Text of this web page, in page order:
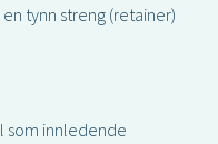
tynn streng (retainer)
som innledende